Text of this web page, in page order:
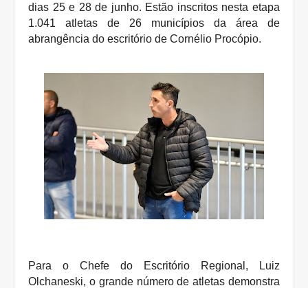
dias 25 e 28 de junho. Estão inscritos nesta etapa
1.041 atletas de 26 municípios da área de
abrangência do escritório de Cornélio Procópio.
Para o Chefe do Escritório Regional, Luiz
Olchaneski, o grande número de atletas demonstra